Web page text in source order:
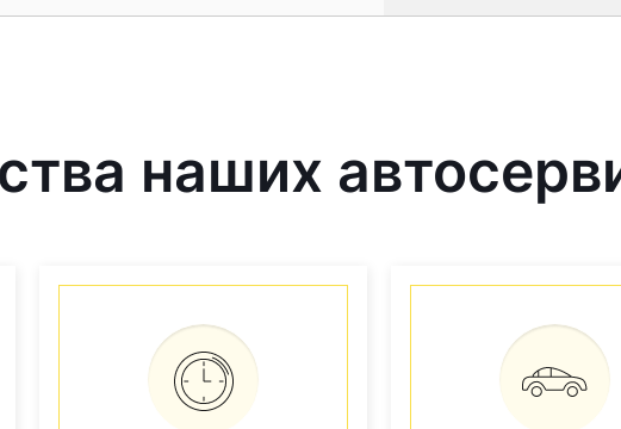
наших